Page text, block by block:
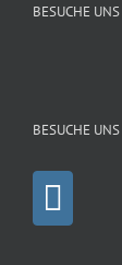
BESUCHE
BESUCHE